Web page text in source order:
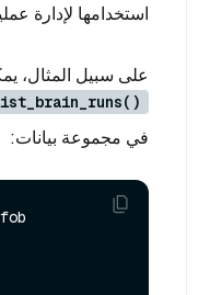
استخدامها لإدارة
على سبيل المثال،
في مجموعة بيانات:
fob